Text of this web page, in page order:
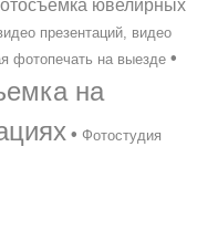
ювелирных
презентаций, видео
фотопечать на выезде•
на
• Фотостудия